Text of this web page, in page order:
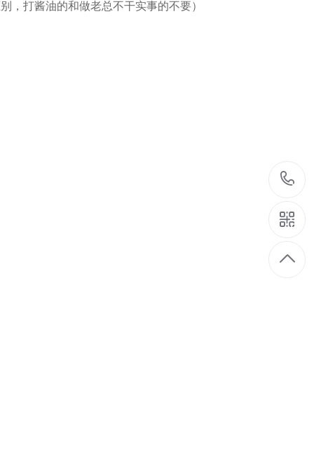
，打酱油的和做老总不干实事的不要）